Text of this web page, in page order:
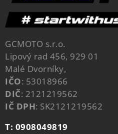
GCMOTO s.r.o.
Lipový rad 456, 929 01
Malé Dvorníky,
IČO: 53018966
DIČ: 2121219562
IČ DPH: SK2121219562
T: 0908049819